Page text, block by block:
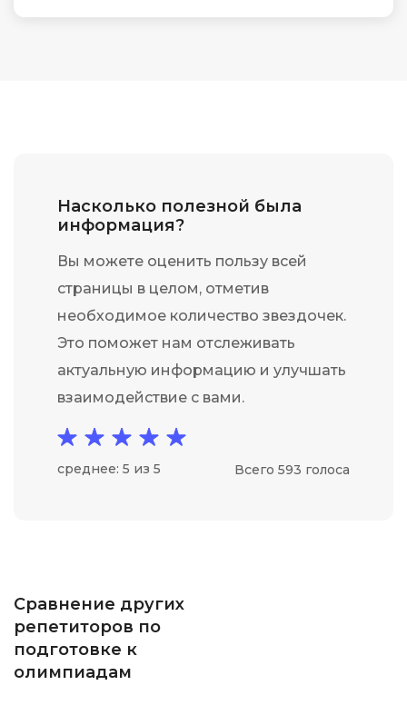
Насколько полезной была
информация?
Вы можете оценить пользу всей
страницы в целом, отметив
необходимое количество звездочек.
Это поможет нам отслеживать
актуальную информацию и улучшать
взаимодействие с вами.
среднее: 5 из 5 Всего 593 голоса
Сравнение других
репетиторов по
подготовке к
олимпиадам